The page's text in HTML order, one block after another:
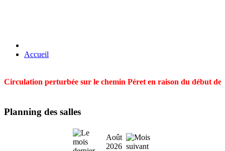
Accueil
Circulation perturbée sur le chemin Péret en raison du début
Planning des salles
Août
2026